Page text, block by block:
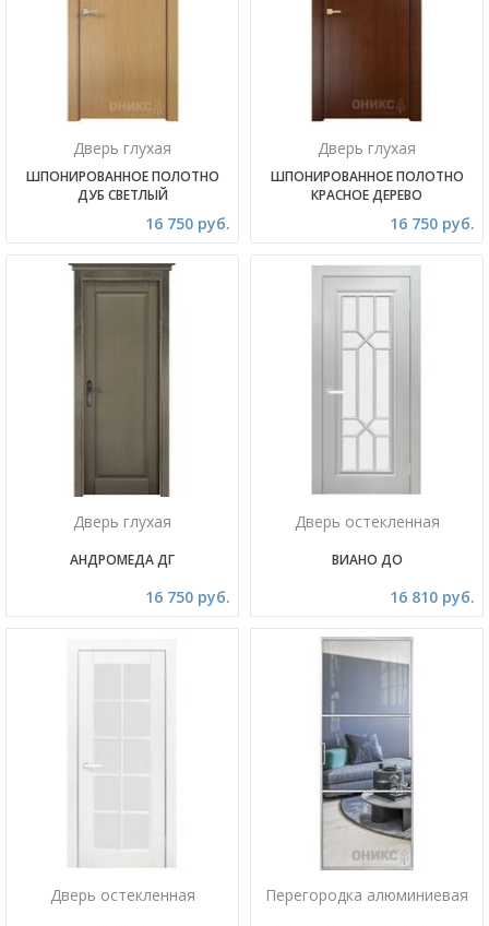
Дверь глухая
ШПОНИРОВАННОЕ ПОЛОТНО
ДУБ СВЕТЛЫЙ
16 750 руб.
Дверь глухая
ШПОНИРОВАННОЕ ПОЛОТНО
КРАСНОЕ ДЕРЕВО
16 750 руб.
Дверь глухая
АНДРОМЕДА ДГ
16 750 руб.
Дверь остекленная
ВИАНО ДО
16 810 руб.
Дверь остекленная Перегородка алюминиевая